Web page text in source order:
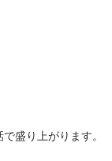
盛り上がります。